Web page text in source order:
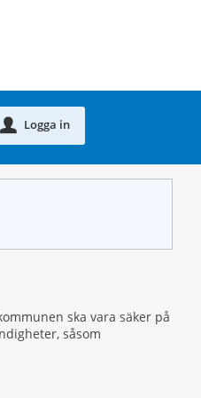
u Logga in
ska vara säker på
såsom